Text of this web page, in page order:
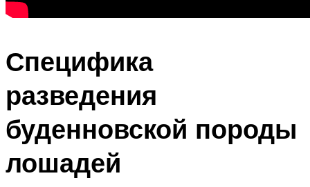
Специфика
разведения
буденновской породы
лошадей